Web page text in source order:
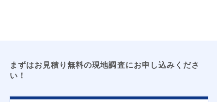
まずはお見積り無料の現地調査にお申し込みくださ
い！